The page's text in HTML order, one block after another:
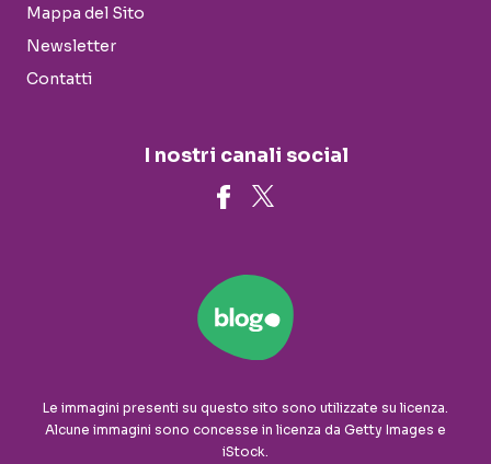
Mappa del Sito
Newsletter
Contatti
I nostri canali social
Le immagini presenti su questo sito sono utilizzate su licenza.
Alcune immagini sono concesse in licenza da Getty Images e
iStock.